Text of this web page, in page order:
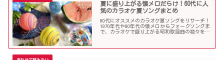
夏に盛り上がる懐メロだらけ！60代に人
気のカラオケ夏ソングまとめ
60代にオススメのカラオケ夏ソングをリサーチ！
1970年代や80年代の懐メロからフォークソングま
で、カラオケで盛り上がる昭和歌謡曲の数々を取